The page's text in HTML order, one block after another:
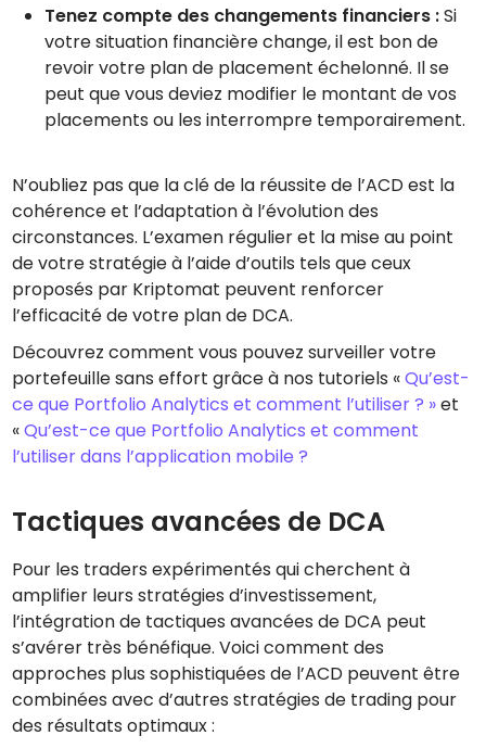
Tenez compte des changements financiers :Si
votre situation financière change, il est bon de
revoir votre plan de placement échelonné. Il se
peut que vous deviez modifier le montant de vos
placements ou les interrompre temporairement.
N’oubliez pas que la clé de la réussite de l’ACD est la
cohérence et l’adaptation à l’évolution des
circonstances. L’examen régulier et la mise au point
de votre stratégie à l’aide d’outils tels que ceux
proposés par Kriptomat peuvent renforcer
l’efficacité de votre plan de DCA.
Découvrez comment vous pouvez surveiller votre
portefeuille sans effort grâce à nos tutoriels «Qu’est-
ce que Portfolio Analytics et comment l’utiliser ? »et
«Qu’est-ce que Portfolio Analytics et comment
l’utiliser dans l’application mobile ?
Tactiques avancées de DCA
Pour les traders expérimentés qui cherchent à
amplifier leurs stratégies d’investissement,
l’intégration de tactiques avancées de DCA peut
s’avérer très bénéfique. Voici comment des
approches plus sophistiquées de l’ACD peuvent être
combinées avec d’autres stratégies de trading pour
des résultats optimaux :